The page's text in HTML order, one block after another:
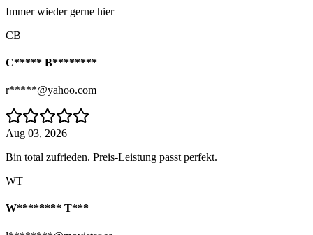
Immer wieder gerne hier
CB
C***** B********
r*****@yahoo.com
Aug 03, 2026
Bin total zufrieden. Preis-Leistung passt perfekt.
WT
W******** T***